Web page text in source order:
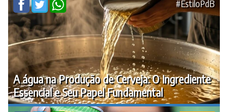
A água na Produção de Cerveja: O Ingrediente
Essencial e Seu Papel Fundamental
#EstiloPdB